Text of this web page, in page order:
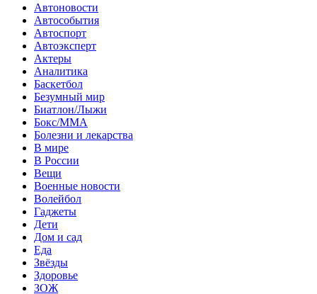
Автоновости
Автособытия
Автоспорт
Автоэксперт
Актеры
Аналитика
Баскетбол
Безумный мир
Биатлон/Лыжи
Бокс/MMA
Болезни и лекарства
В мире
В России
Вещи
Военные новости
Волейбол
Гаджеты
Дети
Дом и сад
Еда
Звёзды
Здоровье
ЗОЖ